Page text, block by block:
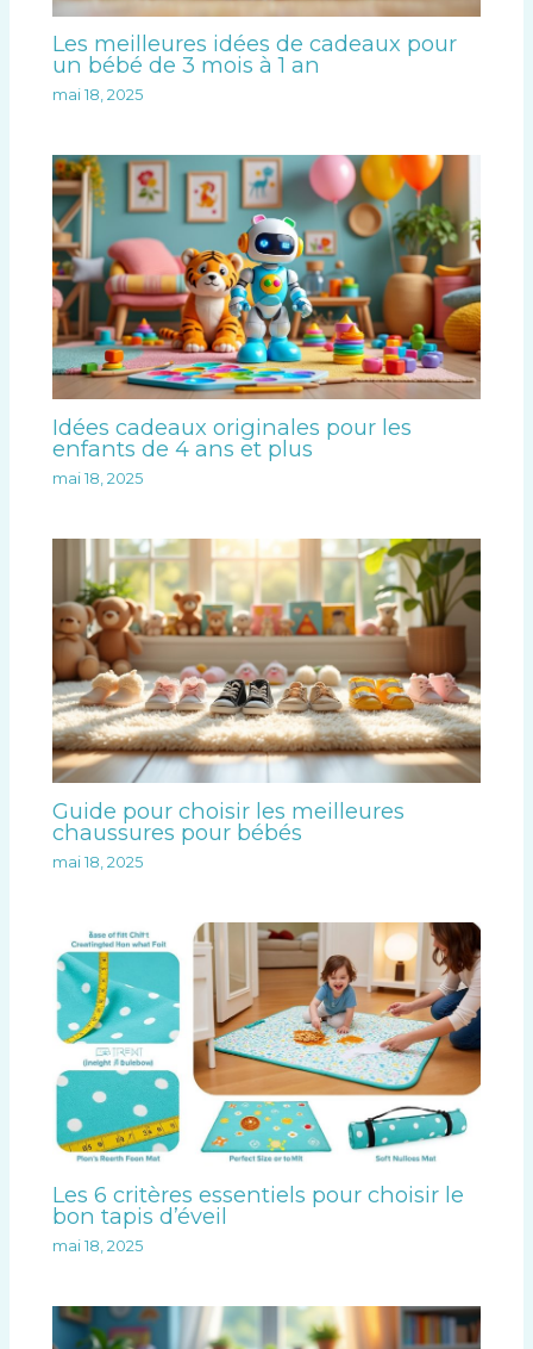
Les meilleures idées de cadeaux pour
un bébé de 3 mois à 1 an
mai 18, 2025
Idées cadeaux originales pour les
enfants de 4 ans et plus
mai 18, 2025
Guide pour choisir les meilleures
chaussures pour bébés
mai 18, 2025
Les 6 critères essentiels pour choisir le
bon tapis d’éveil
mai 18, 2025